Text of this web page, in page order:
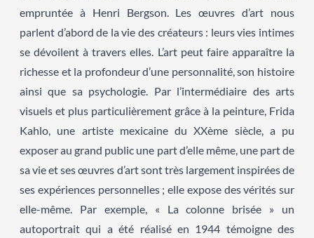
empruntée à Henri Bergson. Les œuvres d’art nous
parlent d’abord de la vie des créateurs : leurs vies intimes
se dévoilent à travers elles. L’art peut faire apparaître la
richesse et la profondeur d’une personnalité, son histoire
ainsi que sa psychologie. Par l’intermédiaire des arts
visuels et plus particulièrement grâce à la peinture, Frida
Kahlo, une artiste mexicaine du XXème siècle, a pu
exposer au grand public une part d’elle même, une part de
sa vie et ses œuvres d’art sont très largement inspirées de
ses expériences personnelles ; elle expose des vérités sur
elle-même. Par exemple, « La colonne brisée » un
autoportrait qui a été réalisé en 1944 témoigne des